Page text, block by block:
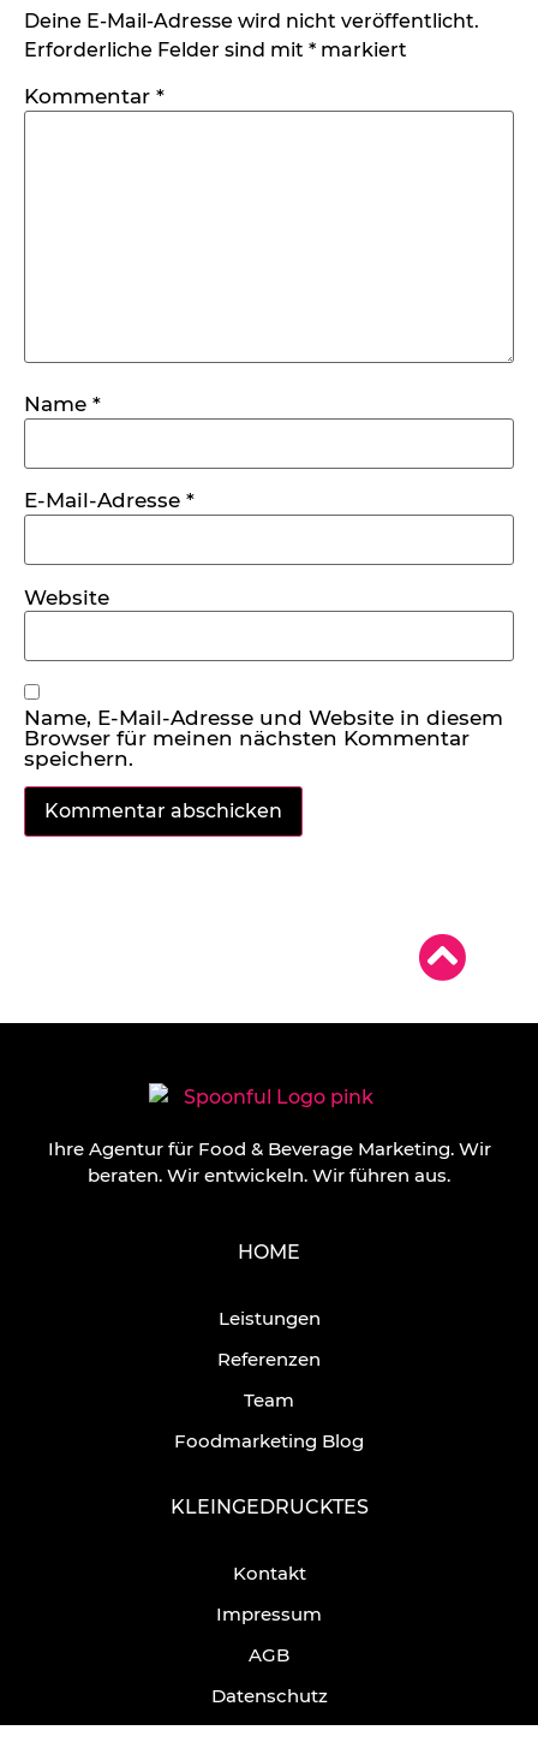
Deine E-Mail-Adresse wird nicht veröffentlicht.
Erforderliche Felder sind mit * markiert
Kommentar *
Name *
E-Mail-Adresse *
Website
Name, E-Mail-Adresse und Website in diesem
Browser für meinen nächsten Kommentar
speichern.
Ihre Agentur für Food & Beverage Marketing. Wir
beraten. Wir entwickeln. Wir führen aus.
HOME
Leistungen
Referenzen
Team
Foodmarketing Blog
KLEINGEDRUCKTES
Kontakt
Impressum
AGB
Datenschutz